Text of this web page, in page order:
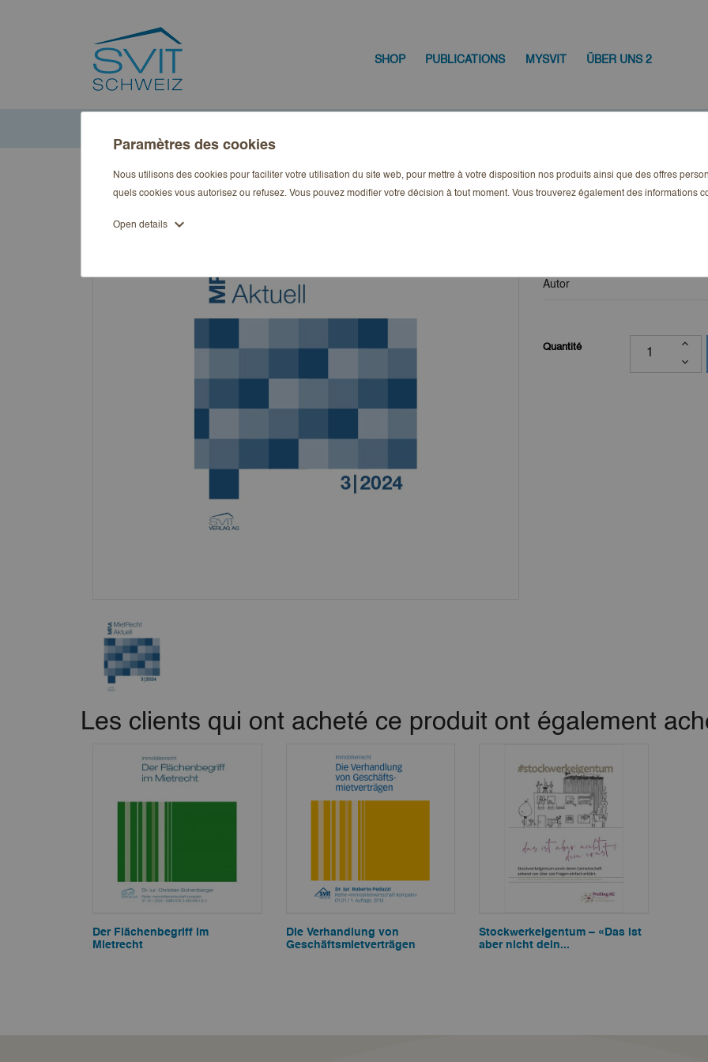
SHOP PUBLICATIONS MYSVIT ÜBER UNS 2
copy of
Autor
Quantité
Les clients qui ont acheté ce produit ont également
Der Flächenbegriff im
Mietrecht
Die Verhandlung von
Geschäftsmietverträgen
Stockwerkeigentum – «Das ist
aber nicht dein...
Paramètres des cookies
Nous utilisons des cookies pour faciliter votre utilisation du site web, pour mettre à votre disposition nos produits ainsi que des offres
quels cookies vous autorisez ou refusez. Vous pouvez modifier votre décision à tout moment. Vous trouverez également des informations
Open details expand_more